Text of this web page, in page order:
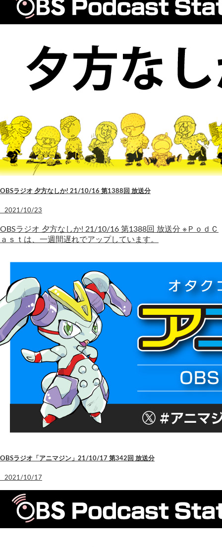
OBSラジオ 夕方なしか! 21/10/16 第1388回 放送分
2021/10/23
OBSラジオ 夕方なしか! 21/10/16 第1388回 放送分 ※ＰｏｄＣ
ａｓｔは、一週間遅れでアップしています。
OBSラジオ「アニマジン」21/10/17 第342回 放送分
2021/10/17